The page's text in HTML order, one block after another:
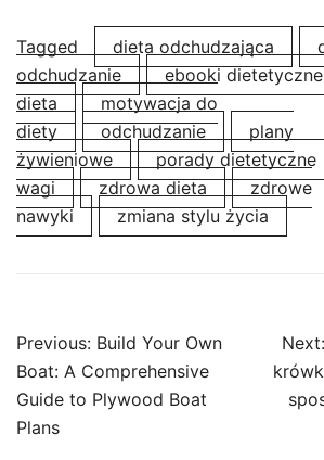
Tagged dieta odchudzająca
odchudzanie
ebooki dietetyczne
dieta
motywacja do
diety
odchudzanie
plany
żywieniowe
porady dietetyczne
wagi
zdrowa dieta
zdrowe
nawyki
zmiana stylu życia
Post
navigation
Previous: Build Your Own
Boat: A Comprehensive
Guide to Plywood Boat
Plans
Next: